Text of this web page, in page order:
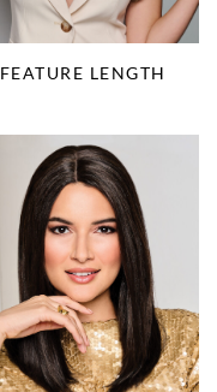
FEATURE LENGTH